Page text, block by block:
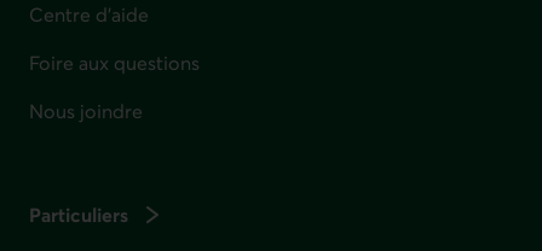
Centre d'aide
Foire aux questions
Nous joindre
Particuliers